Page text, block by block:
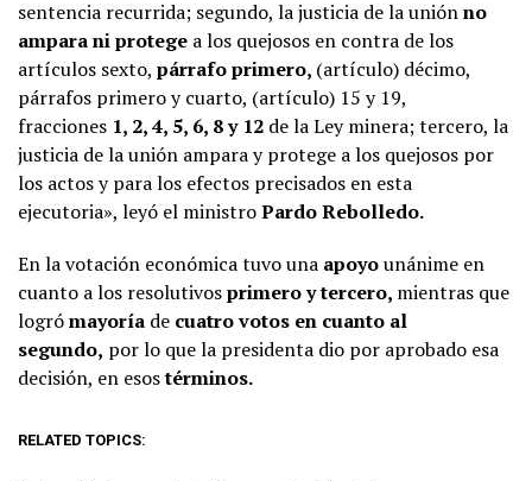
sentencia recurrida; segundo, la justicia de la uniónno
ampara ni protege a los quejosos en contra de los
artículos sexto, párrafo primero, (artículo) décimo,
párrafos primero y cuarto, (artículo) 15 y 19,
fracciones 1, 2, 4, 5, 6, 8 y 12 de la Ley minera; tercero, la
justicia de la unión ampara y protege a los quejosos por
los actos y para los efectos precisados en esta
ejecutoria», leyó el ministroPardo Rebolledo.
En la votación económica tuvo una apoyounánime en
cuanto a los resolutivosprimero y tercero, mientras que
logrómayoría de cuatro votos en cuanto al
segundo, por lo que la presidenta dio por aprobado esa
decisión, en esostérminos.
RELATED TOPICS: